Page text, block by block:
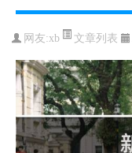
网友:xb 文章列表